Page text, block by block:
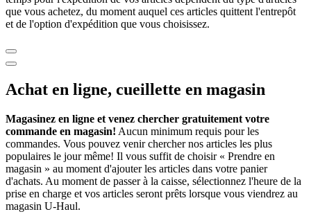
que vous achetez, du moment auquel ces articles quittent l'entrepôt
et de l'option d'expédition que vous choisissez.
Achat en ligne, cueillette en magasin
Magasinez en ligne et venez chercher gratuitement votre
commande en magasin! Aucun minimum requis pour les
commandes. Vous pouvez venir chercher nos articles les plus
populaires le jour même! Il vous suffit de choisir « Prendre en
magasin » au moment d'ajouter les articles dans votre panier
d'achats. Au moment de passer à la caisse, sélectionnez l'heure de la
prise en charge et vos articles seront prêts lorsque vous viendrez au
magasin U-Haul.